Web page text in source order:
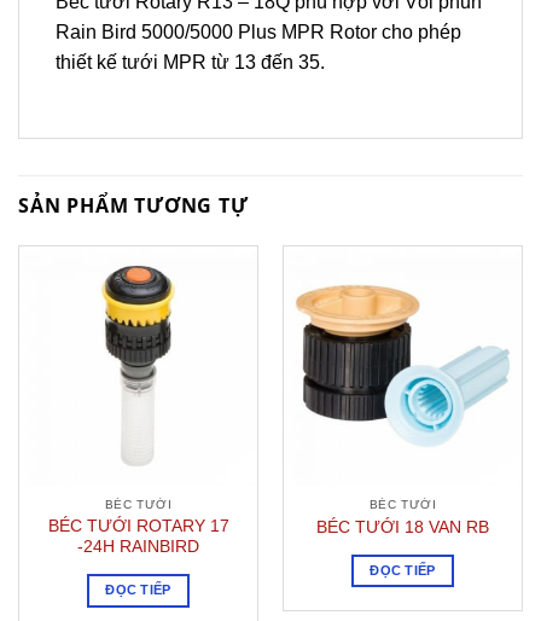
Rain Bird 5000/5000 Plus MPR Rotor cho phép
thiết kế tưới MPR từ 13 đến 35.
SẢN PHẨM TƯƠNG TỰ
BÉC TƯỚI
BÉC TƯỚI ROTARY 17
-24H RAINBIRD
ĐỌC TIẾP
BÉC TƯỚI
BÉC TƯỚI 18 VAN RB
ĐỌC TIẾP